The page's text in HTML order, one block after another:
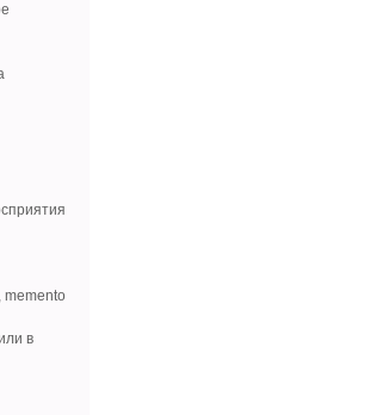
memento
в